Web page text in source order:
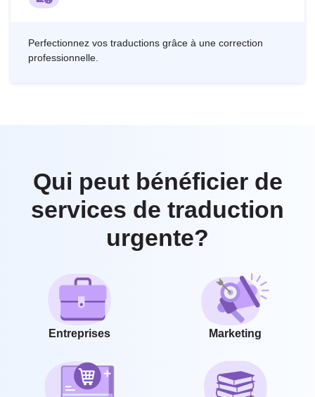
Perfectionnez vos traductions grâce à une correction
professionnelle.
Qui peut bénéficier de
services de traduction
urgente?
Entreprises Marketing